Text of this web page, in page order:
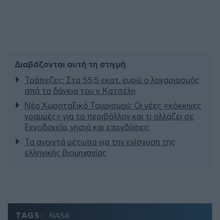
Διαβάζονται αυτή τη στιγμή
Τράπεζες: Στα 55,5 εκατ. ευρώ ο λογαριασμός
από τα δάνεια του ν. Κατσέλη
Νέο Χωροταξικό Τουρισμού: Οι νέες «κόκκινες
γραμμές» για το περιβάλλον και τι αλλάζει σε
ξενοδοχεία, νησιά και επενδύσεις
Τα ανοιχτά μέτωπα για την ενίσχυση της
ελληνικής βιομηχανίας
TAGS: NASA